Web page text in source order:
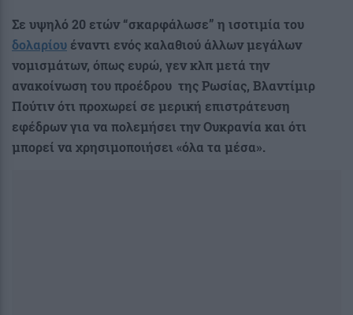
Σε υψηλό 20 ετών “σκαρφάλωσε” η ισοτιμία του
δολαρίου έναντι ενός καλαθιού άλλων μεγάλων
νομισμάτων, όπως ευρώ, γεν κλπ μετά την
ανακοίνωση του προέδρου της Ρωσίας, Βλαντίμιρ
Πούτιν ότι προχωρεί σε μερική επιστράτευση
εφέδρων για να πολεμήσει την Ουκρανία και ότι
μπορεί να χρησιμοποιήσει «όλα τα μέσα».